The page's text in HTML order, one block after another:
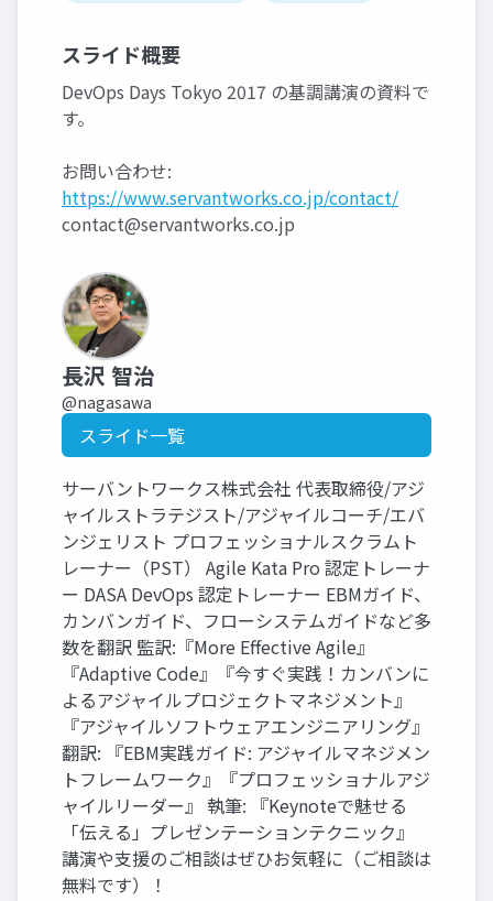
スライド概要
DevOps Days Tokyo 2017 の基調講演の資料で
す。
お問い合わせ:
https://www.servantworks.co.jp/contact/
contact@servantworks.co.jp
長沢 智治
@nagasawa
スライド一覧
サーバントワークス株式会社 代表取締役/アジ
ャイルストラテジスト/アジャイルコーチ/エバ
ンジェリスト プロフェッショナルスクラムト
レーナー（PST） Agile Kata Pro 認定トレーナ
ー DASA DevOps 認定トレーナー EBMガイド、
カンバンガイド、フローシステムガイドなど多
数を翻訳 監訳:『More Effective Agile』
『Adaptive Code』『今すぐ実践！カンバンに
よるアジャイルプロジェクトマネジメント』
『アジャイルソフトウェアエンジニアリング』
翻訳: 『EBM実践ガイド: アジャイルマネジメン
トフレームワーク』『プロフェッショナルアジ
ャイルリーダー』 執筆: 『Keynoteで魅せる
「伝える」プレゼンテーションテクニック』
講演や支援のご相談はぜひお気軽に（ご相談は
無料です）！